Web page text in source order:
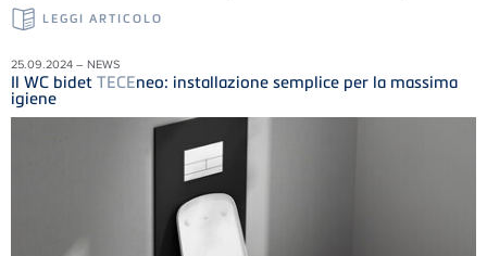
LEGGI ARTICOLO
25.09.2024 – NEWS
Il WC bidet TECEneo: installazione semplice per la massima
igiene